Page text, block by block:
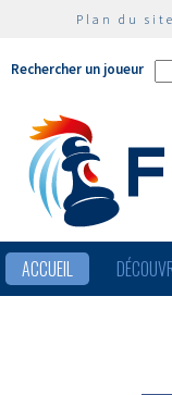
Plan du site
Rechercher un joueur
ACCUEIL